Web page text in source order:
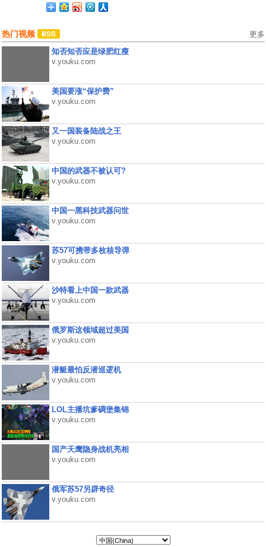
热门视频 更多
知否知否应是绿肥红瘦
v.youku.com
美国要涨“保护费”
v.youku.com
又一国装备陆战之王
v.youku.com
中国的武器不被认可?
v.youku.com
中国一黑科技武器问世
v.youku.com
苏57可携带多枚核导弹
v.youku.com
沙特看上中国一款武器
v.youku.com
俄罗斯这领域超过美国
v.youku.com
潜艇最怕反潜巡逻机
v.youku.com
LOL主播坑爹碉堡集锦
v.youku.com
国产天鹰隐身战机亮相
v.youku.com
俄军苏57另辟奇径
v.youku.com